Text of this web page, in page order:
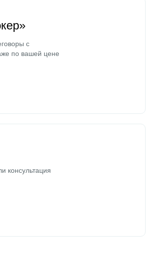
с
по вашей цене
консультация